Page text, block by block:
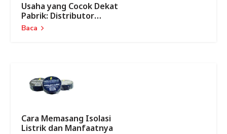
Usaha yang Cocok Dekat
Pabrik: Distributor
Lakban dan ATK
Baca
Cara Memasang Isolasi
Listrik dan Manfaatnya